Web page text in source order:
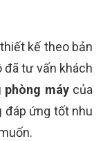
kế theo bản
đã tư vấn khách
phòng máycủa
đáp ứng tốt nhu